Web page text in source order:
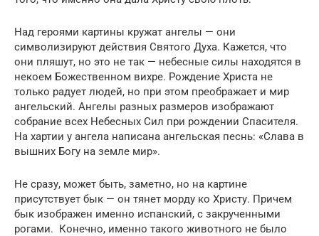
Над героями картины кружат ангелы — они
символизируют действия Святого Духа. Кажется, что
они пляшут, но это не так — небесные силы находятся в
некоем Божественном вихре. Рождение Христа не
только радует людей, но при этом преображает и мир
ангельский. Ангелы разных размеров изображают
собрание всех Небесных Сил при рождении Спасителя.
На хартии у ангела написана ангельская песнь: «Слава в
вышних Богу на земле мир».
Не сразу, может быть, заметно, но на картине
присутствует бык — он тянет морду ко Христу. Причем
бык изображен именно испанский, с закрученными
рогами. Конечно, именно такого животного не было